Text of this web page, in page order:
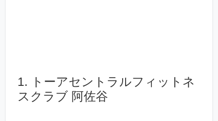
1. トーアセントラルフィットネ
スクラブ 阿佐谷